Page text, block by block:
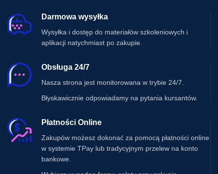
Darmowa wysyłka
Wysyłka i dostęp do materiałów szkoleniowych i
aplikacji natychmiast po zakupie.
Obsługa 24/7
Nasza strona jest monitorowana w trybie 24/7.
Błyskawicznie odpowiadamy na pytania kursantów.
Płatności Online
Zakupów możesz dokonać za pomocą płatności online
w systemie TPay lub tradycyjnym przelew na konto
bankowe.